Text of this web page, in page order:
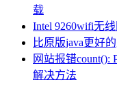
载
Intel 9260wifi无
比原版java更好
网站报错count():
解决方法